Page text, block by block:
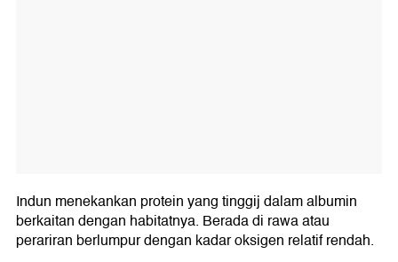
Indun menekankan protein yang tinggij dalam albumin
berkaitan dengan habitatnya. Berada di rawa atau
perariran berlumpur dengan kadar oksigen relatif rendah.